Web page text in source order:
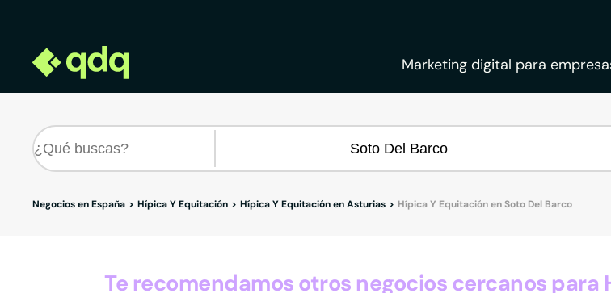
Marketing digital para
Negocios en España Hípica Y Equitación Hípica Y Equitación en Asturias Hípica Y Equitación en Soto Del Barco
Te recomendamos otros negocios cercanos para